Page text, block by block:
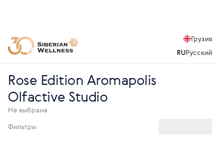
Грузия
RUРусский
Rose Edition Aromapolis
Olfactive Studio
Не выбрана
Фильтры